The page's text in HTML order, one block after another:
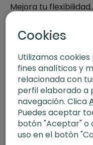
Mejora tu flexibilidad
de piernas y espalda
con esta clase de yoga
01:01:44
Clase de vinyasa
multinivel de 60
Cookies
Utilizamos
fines analíticos y
relacionada con
perfil elaborado a
navegación. Clica
Puedes aceptar
botón "Aceptar" o
uso en el botón